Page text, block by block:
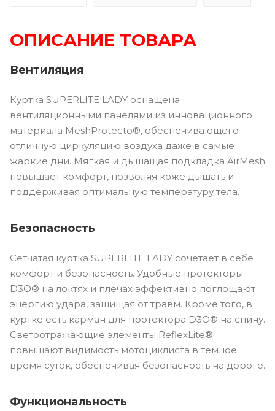
ОПИСАНИЕ ТОВАРА
Вентиляция
Куртка SUPERLITE LADY оснащена
вентиляционными панелями из инновационного
материала MeshProtecto®, обеспечивающего
отличную циркуляцию воздуха даже в самые
жаркие дни. Мягкая и дышащая подкладка AirMesh
повышает комфорт, позволяя коже дышать и
поддерживая оптимальную температуру тела.
Безопасность
Сетчатая куртка SUPERLITE LADY сочетает в себе
комфорт и безопасность. Удобные протекторы
D3O® на локтях и плечах эффективно поглощают
энергию удара, защищая от травм. Кроме того, в
куртке есть карман для протектора D3O® на спину.
Светоотражающие элементы ReflexLite®
повышают видимость мотоциклиста в темное
время суток, обеспечивая безопасность на дороге.
Функциональность